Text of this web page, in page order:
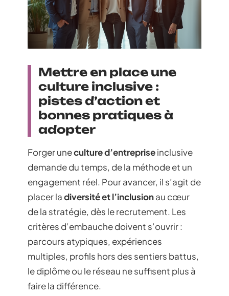
Mettre en place une
culture inclusive :
pistes d’action et
bonnes pratiques à
adopter
Forger uneculture d’entrepriseinclusive
demande du temps, de la méthode et un
engagement réel. Pour avancer, il s’agit de
placer ladiversité et l’inclusionau cœur
de la stratégie, dès le recrutement. Les
critères d’embauche doivent s’ouvrir :
parcours atypiques, expériences
multiples, profils hors des sentiers battus,
le diplôme ou le réseau ne suffisent plus à
faire la différence.